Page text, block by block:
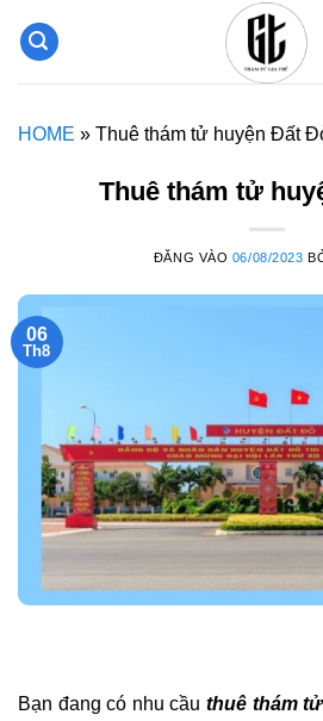
qua
HOME » Thuê thám tử huyện Đất
Thuê thám tử
ĐĂNG VÀO 06/08/2023
06
Th8
Bạn đang có nhu cầu thuê thám